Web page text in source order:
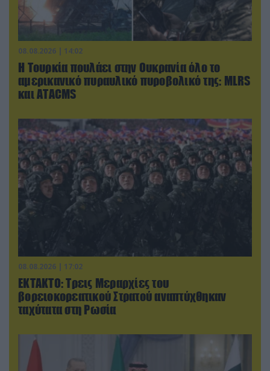
08.08.2026 | 14:02
Η Τουρκία πουλάει στην Ουκρανία όλο το
αμερικανικό πυραυλικό πυροβολικό της: MLRS
και ΑΤΑCMS
08.08.2026 | 17:02
ΕΚΤΑΚΤΟ: Τρεις Μεραρχίες του
βορειοκορεατικού Στρατού αναπτύχθηκαν
ταχύτατα στη Ρωσία